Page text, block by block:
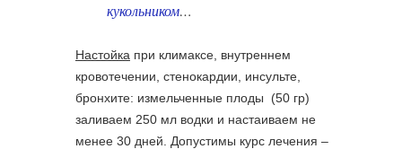
кукольником…
Настойка при климаксе, внутреннем
кровотечении, стенокардии, инсульте,
бронхите: измельченные плоды (50 гр)
заливаем 250 мл водки и настаиваем не
менее 30 дней. Допустимы курс лечения –